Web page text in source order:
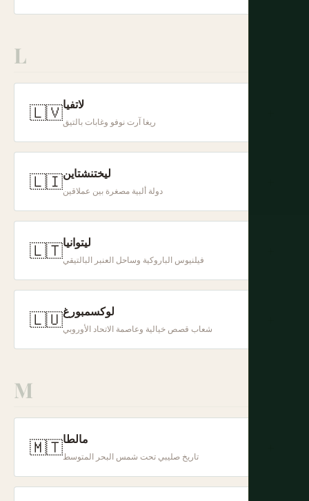
L
🇱🇻لاتفيا
ريغا آرت نوفو وغابات بالتيق
🇱🇮ليختنشتاين
دولة ألبية مصغرة بين عملاقين
🇱🇹ليتوانيا
فيلنيوس الباروكية وساحل العنبر البالتيقي
🇱🇺لوكسمبورغ
شعاب قصص خيالية وعاصمة الاتحاد الأوروبي
M
🇲🇹مالطا
تاريخ صليبي تحت شمس البحر المتوسط